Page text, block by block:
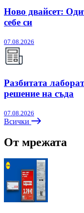
Ново двайсет:
себе си
07.08.2026
Разбитата
решение на съда
07.08.2026
Всички
От мрежата